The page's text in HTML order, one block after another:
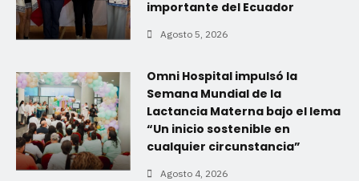
importante del Ecuador
Agosto 5, 2026
Omni Hospital impulsó la
Semana Mundial de la
Lactancia Materna bajo el lema
“Un inicio sostenible en
cualquier circunstancia”
Agosto 4, 2026